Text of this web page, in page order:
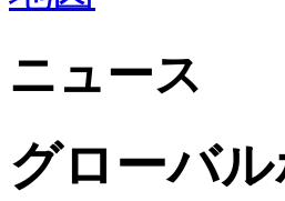
ニュース
グローバ